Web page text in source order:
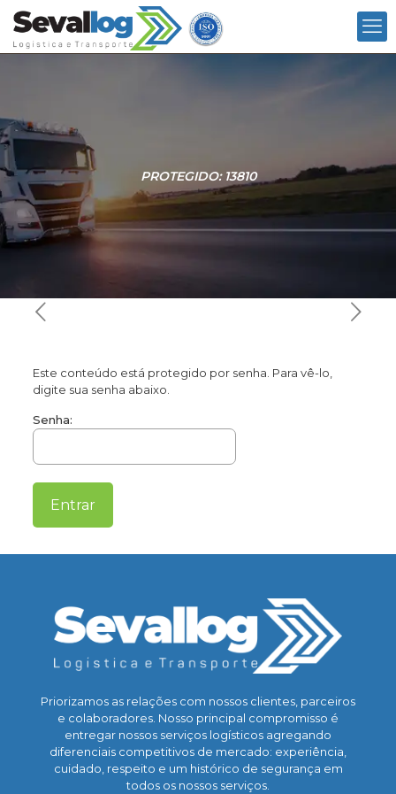
PROTEGIDO: 13810
Este conteúdo está protegido por senha. Para vê-lo,
digite sua senha abaixo.
Senha:
Priorizamos as relações com nossos clientes, parceiros
e colaboradores. Nosso principal compromisso é
entregar nossos serviços logísticos agregando
diferenciais competitivos de mercado: experiência,
cuidado, respeito e um histórico de segurança em
todos os nossos serviços.